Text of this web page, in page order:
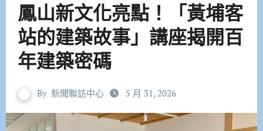
鳳山新文化亮點！「黃埔客
站的建築故事」講座揭開百
年建築密碼
By 新聞聯訪中心 5 月 31, 2026